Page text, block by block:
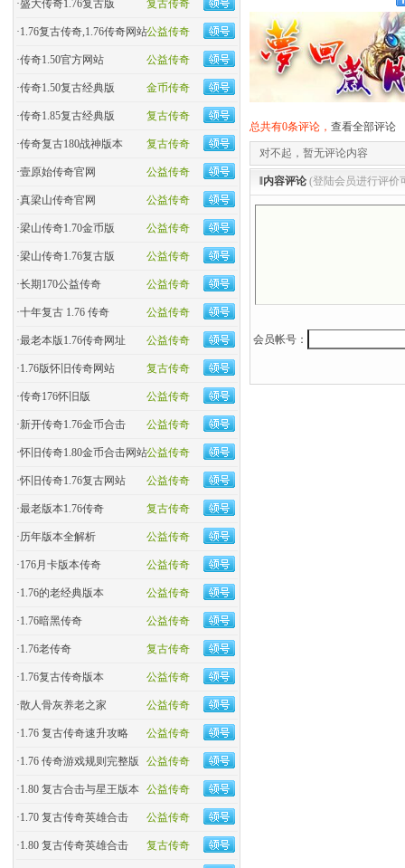
复古传奇
·盛大传奇1.76复古版
公益传奇
·1.76复古传奇,1.76传奇网站
公益传奇
·传奇1.50官方网站
金币传奇
·传奇1.50复古经典版
复古传奇
·传奇1.85复古经典版
复古传奇
·传奇复古180战神版本
公益传奇
·壹原始传奇官网
公益传奇
·真梁山传奇官网
公益传奇
·梁山传奇1.70金币版
公益传奇
·梁山传奇1.76复古版
公益传奇
·长期170公益传奇
公益传奇
·十年复古 1.76 传奇
公益传奇
·最老本版1.76传奇网址
复古传奇
·1.76版怀旧传奇网站
公益传奇
·传奇176怀旧版
公益传奇
·新开传奇1.76金币合击
公益传奇
·怀旧传奇1.80金币合击网站
公益传奇
·怀旧传奇1.76复古网站
复古传奇
·最老版本1.76传奇
公益传奇
·历年版本全解析
公益传奇
·176月卡版本传奇
公益传奇
·1.76的老经典版本
公益传奇
·1.76暗黑传奇
复古传奇
·1.76老传奇
公益传奇
·1.76复古传奇版本
公益传奇
·散人骨灰养老之家
公益传奇
·1.76 复古传奇速升攻略
公益传奇
·1.76 传奇游戏规则完整版
公益传奇
·1.80 复古合击与星王版本
公益传奇
·1.70 复古传奇英雄合击
复古传奇
·1.80 复古传奇英雄合击
总共有0条评论， 查看全部评论
对不起，暂无评论内容
‖内容评论 (登陆会员进行评价
会员帐号：